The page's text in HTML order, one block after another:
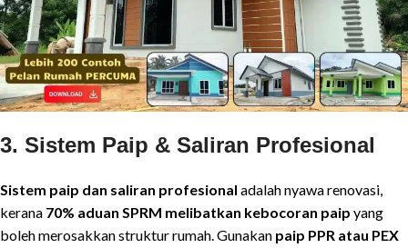
3. Sistem Paip & Saliran Profesional
Sistem paip dan saliran profesional adalah nyawa renovasi,
kerana 70% aduan SPRM melibatkan kebocoran paip yang
boleh merosakkan struktur rumah. Gunakan paip PPR atau PEX